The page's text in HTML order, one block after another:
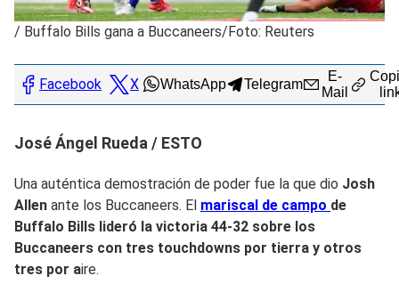
/ Buffalo Bills gana a Buccaneers/Foto: Reuters
Facebook X WhatsApp Telegram
E-
Mail
José Ángel Rueda / ESTO
Una auténtica demostración de poder fue la que dio Josh
Allen ante los Buccaneers. El mariscal de campo de
Buffalo Bills lideró la victoria 44-32 sobre los
Buccaneers con tres touchdowns por tierra y otros
tres por aire.